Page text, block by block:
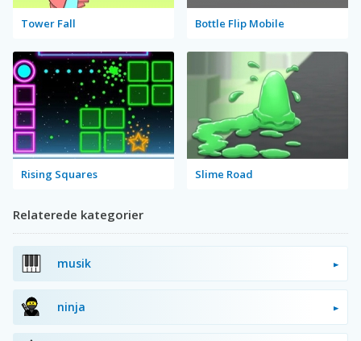
Tower Fall Bottle Flip Mobile
Rising Squares Slime Road
Relaterede kategorier
musik
ninja